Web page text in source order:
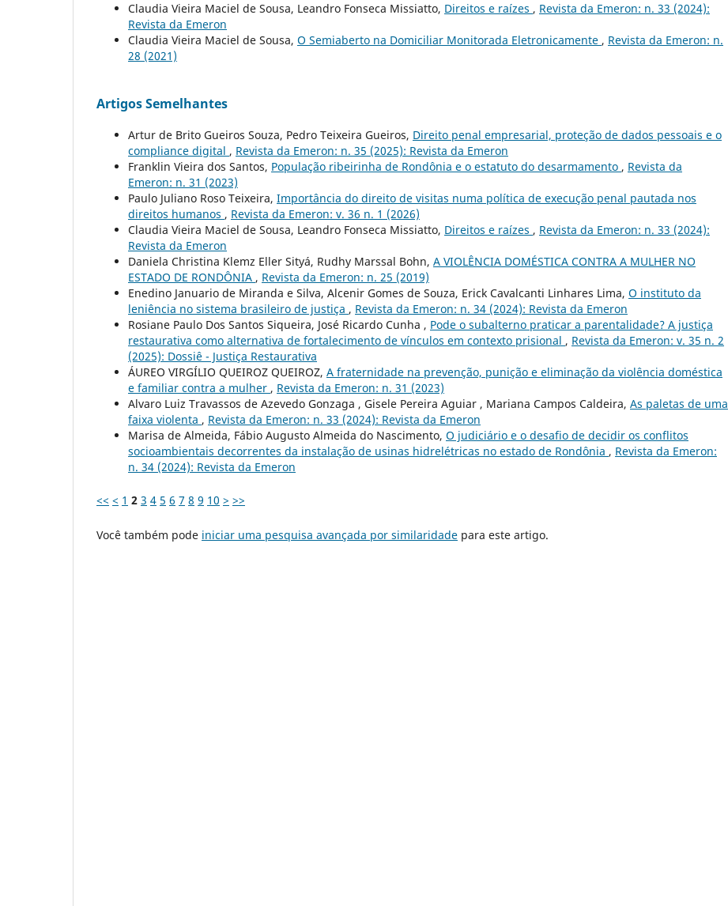
Claudia Vieira Maciel de Sousa, Leandro Fonseca Missiatto, Direitos e raízes , Revista da Emeron: n. 33 (2024):
Revista da Emeron
Claudia Vieira Maciel de Sousa, O Semiaberto na Domiciliar Monitorada Eletronicamente , Revista da Emeron: n.
28 (2021)
Artigos Semelhantes
Artur de Brito Gueiros Souza, Pedro Teixeira Gueiros, Direito penal empresarial, proteção de dados pessoais e o
compliance digital , Revista da Emeron: n. 35 (2025): Revista da Emeron
Franklin Vieira dos Santos, População ribeirinha de Rondônia e o estatuto do desarmamento , Revista da
Emeron: n. 31 (2023)
Paulo Juliano Roso Teixeira, Importância do direito de visitas numa política de execução penal pautada nos
direitos humanos , Revista da Emeron: v. 36 n. 1 (2026)
Claudia Vieira Maciel de Sousa, Leandro Fonseca Missiatto, Direitos e raízes , Revista da Emeron: n. 33 (2024):
Revista da Emeron
Daniela Christina Klemz Eller Sityá, Rudhy Marssal Bohn, A VIOLÊNCIA DOMÉSTICA CONTRA A MULHER NO
ESTADO DE RONDÔNIA , Revista da Emeron: n. 25 (2019)
Enedino Januario de Miranda e Silva, Alcenir Gomes de Souza, Erick Cavalcanti Linhares Lima, O instituto da
leniência no sistema brasileiro de justiça , Revista da Emeron: n. 34 (2024): Revista da Emeron
Rosiane Paulo Dos Santos Siqueira, José Ricardo Cunha , Pode o subalterno praticar a parentalidade? A justiça
restaurativa como alternativa de fortalecimento de vínculos em contexto prisional , Revista da Emeron: v. 35 n. 2
(2025): Dossiê - Justiça Restaurativa
ÁUREO VIRGÍLIO QUEIROZ QUEIROZ, A fraternidade na prevenção, punição e eliminação da violência doméstica
e familiar contra a mulher , Revista da Emeron: n. 31 (2023)
Alvaro Luiz Travassos de Azevedo Gonzaga , Gisele Pereira Aguiar , Mariana Campos Caldeira, As paletas de uma
faixa violenta , Revista da Emeron: n. 33 (2024): Revista da Emeron
Marisa de Almeida, Fábio Augusto Almeida do Nascimento, O judiciário e o desafio de decidir os conflitos
socioambientais decorrentes da instalação de usinas hidrelétricas no estado de Rondônia , Revista da Emeron:
n. 34 (2024): Revista da Emeron
<< < 1 2 3 4 5 6 7 8 9 10 > >>
Você também pode iniciar uma pesquisa avançada por similaridade para este artigo.